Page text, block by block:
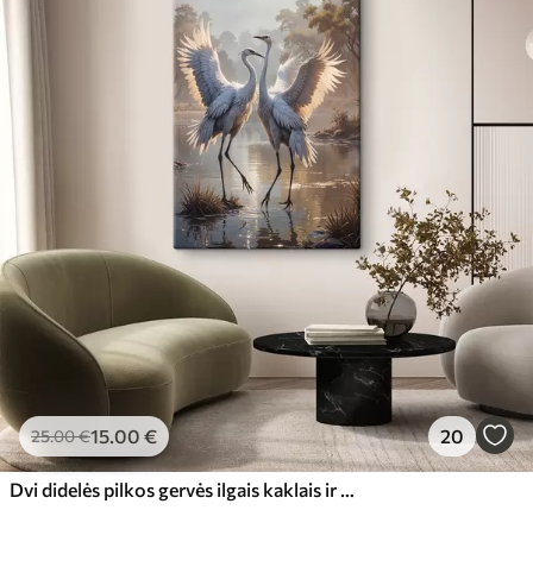
25.00€15.00 € 20
Dvi didelės pilkos gervės ilgais kaklais ir išskleistais sparnais stovi ūkanotame ežere, apsuptame medžių